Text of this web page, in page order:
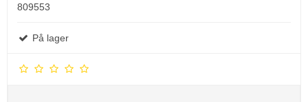
809553
På lager